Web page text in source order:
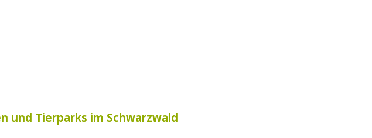
und Tierparks im Schwarzwald